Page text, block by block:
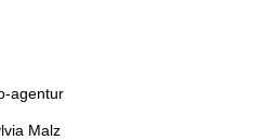
agentur
Malz